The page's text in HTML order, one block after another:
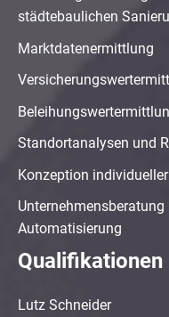
städtebaulichen
Marktdatenermittlung
Standortanalysen und
Konzeption
Automatisierung
Qualifikationen
Lutz Schneider